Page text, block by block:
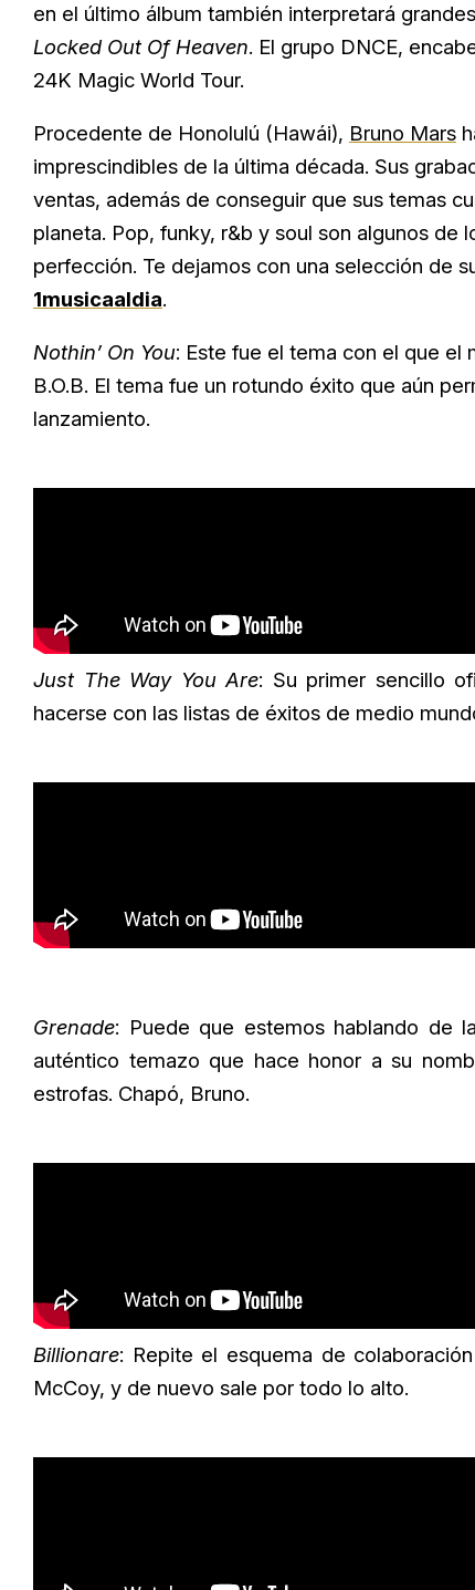
en el último álbum también interpretará
Locked Out Of Heaven. El grupo DNCE,
24K Magic World Tour.
Procedente de Honolulú (Hawái), Bruno Mars
imprescindibles de la última década. Sus
ventas, además de conseguir que sus temas
planeta. Pop, funky, r&b y soul son algunos de
perfección. Te dejamos con una selección de
1musicaaldia.
Nothin’ On You: Este fue el tema con el que el
B.O.B. El tema fue un rotundo éxito que aún
lanzamiento.
Just The Way You Are: Su primer sencillo
hacerse con las listas de éxitos de medio
Grenade: Puede que estemos hablando de
auténtico temazo que hace honor a su
estrofas. Chapó, Bruno.
Billionare: Repite el esquema de
McCoy, y de nuevo sale por todo lo alto.